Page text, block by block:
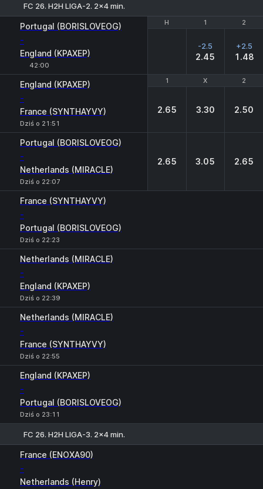
FC 26. H2H LIGA-2. 2x4 min.
H 1 2
Portugal (BORISLOVEOG)
-
England (KPAXEP)
42:00
H 1 2
-2.5
2.45
+2.5
1.48
1 X 2
England (KPAXEP)
-
France (SYNTHAYVY)
Dziś o 21:51
1 X 2
2.65 3.30 2.50
Portugal (BORISLOVEOG)
-
Netherlands (MIRACLE)
Dziś o 22:07
2.65 3.05 2.65
France (SYNTHAYVY)
-
Portugal (BORISLOVEOG)
Dziś o 22:23
Netherlands (MIRACLE)
-
England (KPAXEP)
Dziś o 22:39
Netherlands (MIRACLE)
-
France (SYNTHAYVY)
Dziś o 22:55
England (KPAXEP)
-
Portugal (BORISLOVEOG)
Dziś o 23:11
FC 26. H2H LIGA-3. 2x4 min.
France (ENOXA90)
-
Netherlands (Henry)